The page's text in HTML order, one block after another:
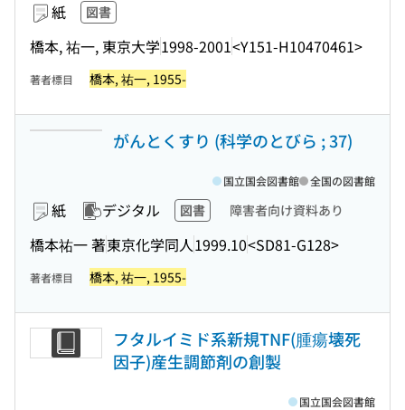
紙 図書
橋本, 祐一, 東京大学1998-2001<Y151-H10470461>
著者標目 橋本, 祐一, 1955-
がんとくすり (科学のとびら ; 37)
紙 デジタル 図書 障害者向け資料あり
橋本祐一 著東京化学同人1999.10<SD81-G128>
国立国会図書館 全国の図書館
著者標目 橋本, 祐一, 1955-
フタルイミド系新規TNF(腫瘍壊死
因子)産生調節剤の創製
国立国会図書館